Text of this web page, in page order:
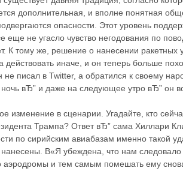
дополнительная, и вполне понятная
опасности. Этот уровень
еще не угасло чувство негодования по
К тому же, решение о нанесении ракетных
действовать иначе, и он теперь больше
писал в Twitter, а обратился к своему
вЂ” и даже на следующее утро вЂ” он
изменение в сценарии. Угадайте, кто
Трампа? Ответ вЂ” сама Хиллари
по сирийским авиабазам именно такой
нанесены. В«Я убеждена, что нам
аэродромы и тем самым помешать ему